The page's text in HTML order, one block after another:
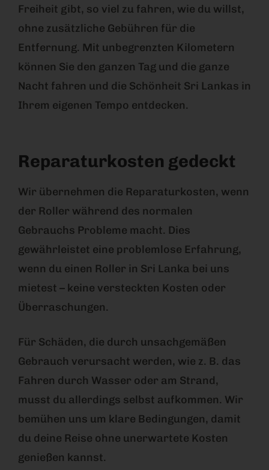
Freiheit gibt, so viel zu fahren, wie du willst,
ohne zusätzliche Gebühren für die
Entfernung. Mit unbegrenzten Kilometern
können Sie den ganzen Tag und die ganze
Nacht fahren und die Schönheit Sri Lankas in
Ihrem eigenen Tempo entdecken.
Reparaturkosten gedeckt
Wir übernehmen die Reparaturkosten, wenn
der Roller während des normalen
Gebrauchs Probleme macht. Dies
gewährleistet eine problemlose Erfahrung,
wenn du einen Roller in Sri Lanka bei uns
mietest – keine versteckten Kosten oder
Überraschungen.
Für Schäden, die durch unsachgemäßen
Gebrauch verursacht werden, wie z. B. das
Fahren durch Wasser oder am Strand,
musst du allerdings selbst aufkommen. Wir
bemühen uns um klare Bedingungen, damit
du deine Reise ohne unerwartete Kosten
genießen kannst.